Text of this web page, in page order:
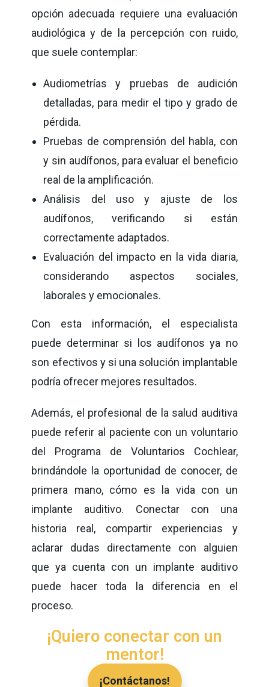
opción adecuada requiere una evaluación
audiológica y de la percepción con ruido,
que suele contemplar:
Audiometrías y pruebas de audición
detalladas, para medir el tipo y grado de
pérdida.
Pruebas de comprensión del habla, con
y sin audífonos, para evaluar el beneficio
real de la amplificación.
Análisis del uso y ajuste de los
audífonos, verificando si están
correctamente adaptados.
Evaluación del impacto en la vida diaria,
considerando aspectos sociales,
laborales y emocionales.
Con esta información, el especialista
puede determinar si los audífonos ya no
son efectivos y si una solución implantable
podría ofrecer mejores resultados.
Además, el profesional de la salud auditiva
puede referir al paciente con un voluntario
del Programa de Voluntarios Cochlear,
brindándole la oportunidad de conocer, de
primera mano, cómo es la vida con un
implante auditivo. Conectar con una
historia real, compartir experiencias y
aclarar dudas directamente con alguien
que ya cuenta con un implante auditivo
puede hacer toda la diferencia en el
proceso.
¡Quiero conectar con un
mentor!
¡Contáctanos!